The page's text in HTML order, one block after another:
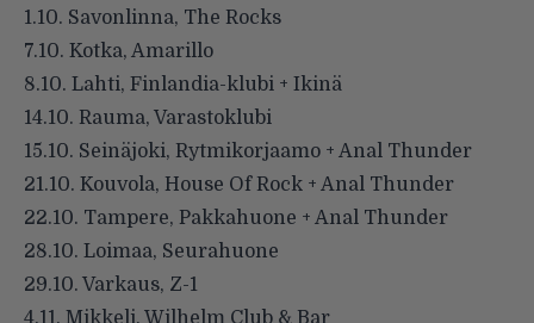
1.10. Savonlinna, The Rocks
7.10. Kotka, Amarillo
8.10. Lahti, Finlandia-klubi + Ikinä
14.10. Rauma, Varastoklubi
15.10. Seinäjoki, Rytmikorjaamo + Anal Thunder
21.10. Kouvola, House Of Rock + Anal Thunder
22.10. Tampere, Pakkahuone + Anal Thunder
28.10. Loimaa, Seurahuone
29.10. Varkaus, Z-1
4.11. Mikkeli, Wilhelm Club & Bar